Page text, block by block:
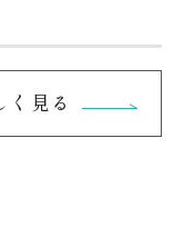
く見る